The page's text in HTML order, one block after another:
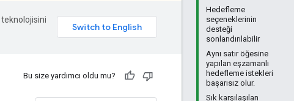
Hedefleme
seçeneklerinin
desteği
sonlandırılabilir
Aynı satır öğesine
yapılan eşzamanlı
hedefleme istekleri
başarısız olur.
Sık karşılaşılan
Bu size yardımcı oldu mu?